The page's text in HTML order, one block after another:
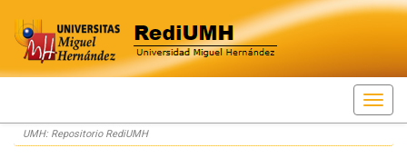
Skip
navigation
UMH: Repositorio RediUMH